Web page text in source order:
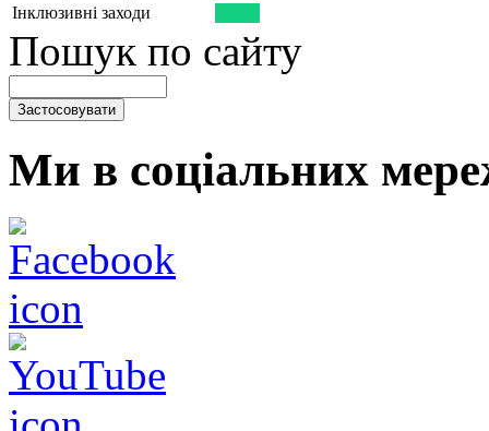
Інклюзивні заходи
Пошук по сайту
Ми в соціальних